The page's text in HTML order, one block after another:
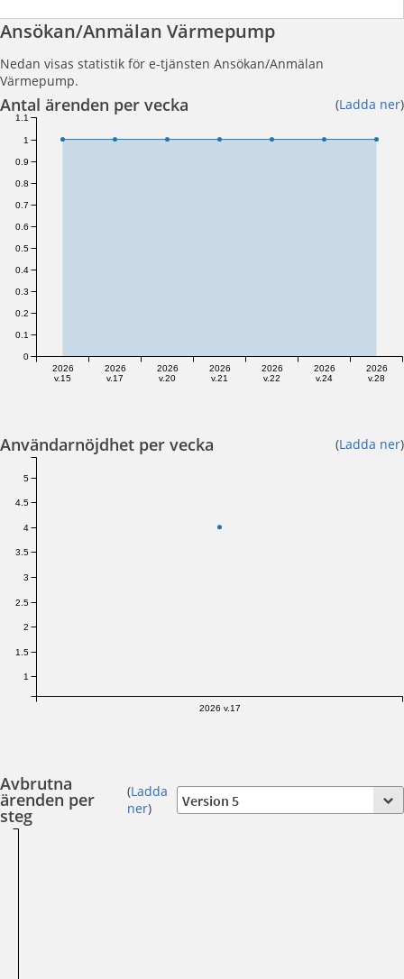
Ansökan/Anmälan Värmepump
Nedan visas statistik för e-tjänsten Ansökan/Anmälan
Värmepump.
Antal ärenden per vecka (Ladda ner)
2026
v.15
2026
v.17
2026
v.20
2026
v.21
2026
v.22
2026
v.24
2026
v.28
0
0.1
0.2
0.3
0.4
0.5
0.6
0.7
0.8
0.9
1
1.1
Användarnöjdhet per vecka (Ladda ner)
2026 v.17
1
1.5
2
2.5
3
3.5
4
4.5
5
Avbrutna
ärenden per
steg
(Ladda
ner)